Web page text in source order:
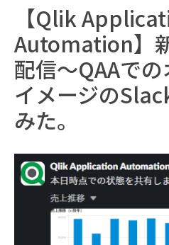
【Qlik
Automation】
配信～QAAで
イメージの
みた。